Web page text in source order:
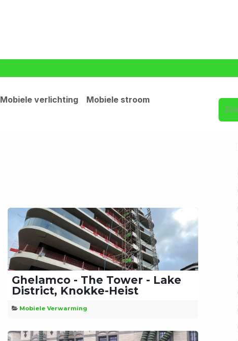
Mobiele verlichting
Mobiele stroom
Ghelamco - The Tower - Lake
District, Knokke-Heist
Mobiele Verwarming